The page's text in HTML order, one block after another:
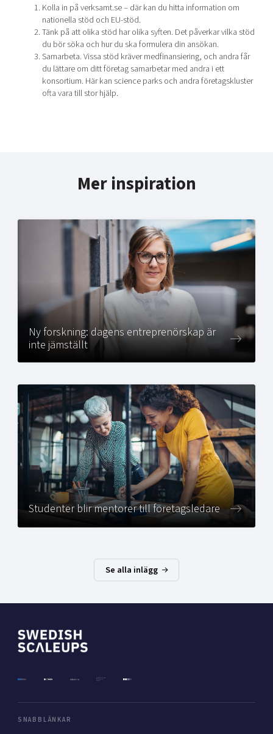
Kolla in på verksamt.se – där kan du hitta information om
nationella stöd och EU-stöd.
Tänk på att olika stöd har olika syften. Det påverkar vilka stöd
du bör söka och hur du ska formulera din ansökan.
Samarbeta. Vissa stöd kräver medfinansiering, och andra får
du lättare om ditt företag samarbetar med andra i ett
konsortium. Här kan science parks och andra företagskluster
ofta vara till stor hjälp.
Mer inspiration
Ny forskning: dagens entreprenörskap är
inte jämställt
Studenter blir mentorer till företagsledare
Se alla inlägg
SNABBLÄNKAR